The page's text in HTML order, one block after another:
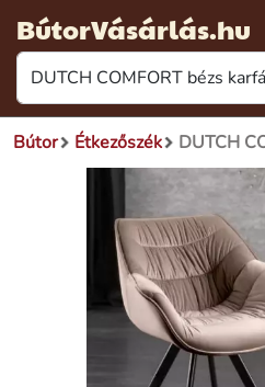
BútorVásárlás.hu
Bútor Étkezőszék DUTCH